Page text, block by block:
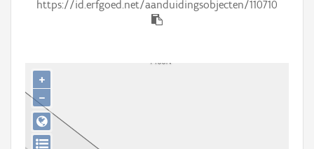
Hergebruik
Aanmelden
https://id.erfgoed.net/aanduidingsobjecten/110710
+
−